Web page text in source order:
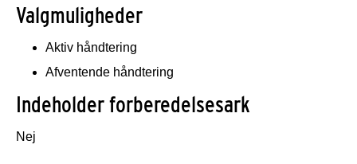
Valgmuligheder
Aktiv håndtering
Afventende håndtering
Indeholder forberedelsesark
Nej